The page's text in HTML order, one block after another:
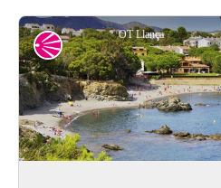
OT Llança
Point de vue